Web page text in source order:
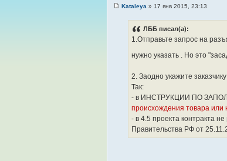
Kataleya » 17 янв 2015, 23:13
ЛББ писал(а):
1.Отправьте запрос на
нужно указать . Но это
2. Заодно укажите
Так:
- в ИНСТРУКЦИИ ПО
происхождения товара или
- в 4.5 проекта контракта
Правительства РФ от